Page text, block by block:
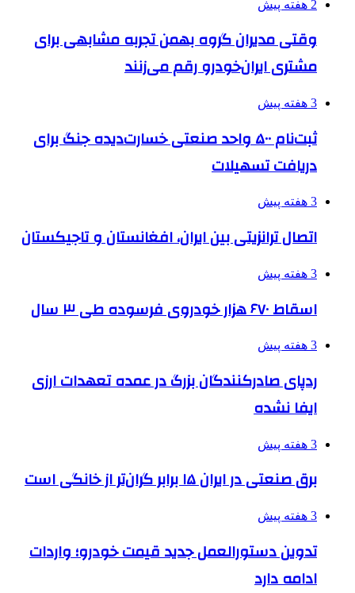
2 هفته پیش
وقتی مدیران گروه بهمن تجربه مشابهی برای
مشتری ایران‌خودرو رقم می‌زنند
3 هفته پیش
ثبت‌نام ۵۰۰ واحد صنعتی خسارت‌دیده جنگ برای
دریافت تسهیلات
3 هفته پیش
اتصال ترانزیتی بین ایران، افغانستان و تاجیکستان
3 هفته پیش
اسقاط ۶۷۰ هزار خودروی فرسوده طی ۳ سال
3 هفته پیش
ردپای صادرکنندگان بزرگ در عمده تعهدات ارزی
ایفا نشده
3 هفته پیش
برق صنعتی در ایران ۱۵ برابر گران‌تر از خانگی است
3 هفته پیش
تدوین دستورالعمل جدید قیمت خودرو؛ واردات
ادامه دارد